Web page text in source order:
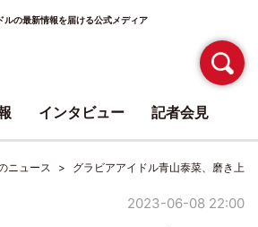
の最新情報を届ける公式メディア
ニュース グラビアアイドル青山泰菜、磨き上
2023-06-08 22:00
インタビュー 記者会見